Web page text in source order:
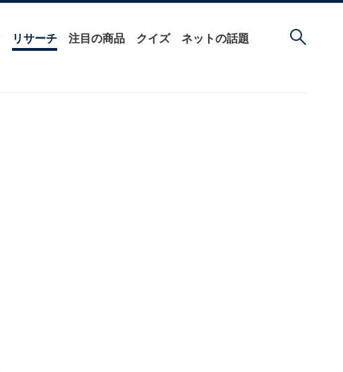
リサーチ 注目の商品 クイズ ネットの話題